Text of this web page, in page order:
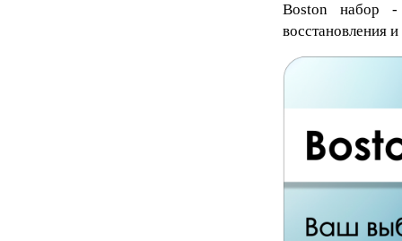
Boston набор -
восстановления